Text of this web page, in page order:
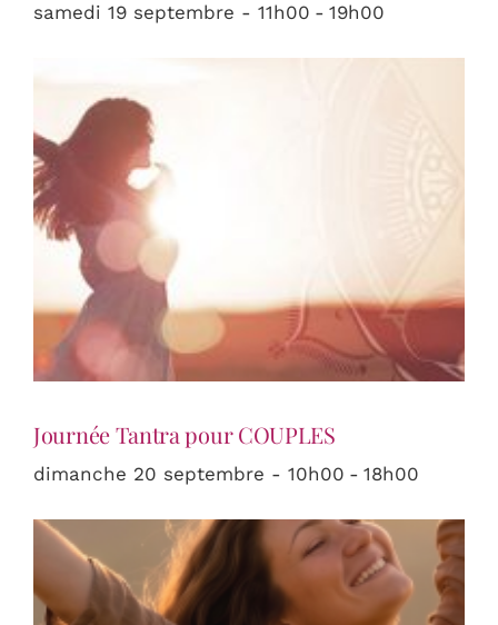
samedi 19 septembre - 11h00 - 19h00
Journée Tantra pour COUPLES
dimanche 20 septembre - 10h00 - 18h00